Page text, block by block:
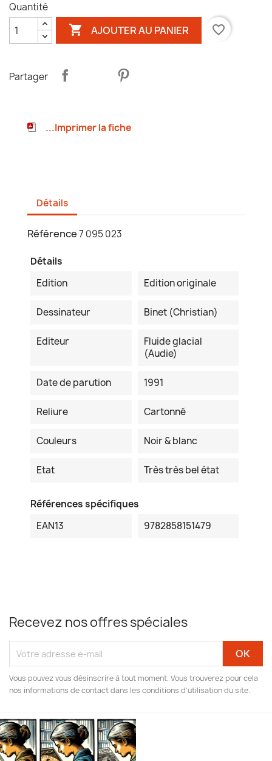
Quantité
 AJOUTER AU PANIER favorite_border
Partager
...Imprimer la fiche
Détails
Référence7 095 023
Détails
Edition
Edition originale
Dessinateur Binet (Christian)
Editeur
Fluide glacial
(Audie)
Date de parution 1991
Reliure Cartonné
Couleurs Noir & blanc
Etat Très très bel état
Références spécifiques
EAN13
9782858151479
Recevez nos offres spéciales
Vous pouvez vous désinscrire à tout moment. Vous trouverez pour cela
nos informations de contact dans les conditions d'utilisation du site.